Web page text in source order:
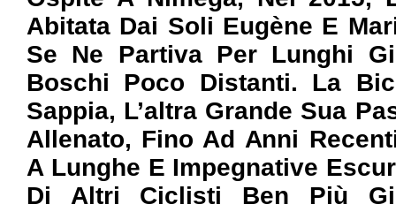
Abitata Dai Soli Eugène E
Se Ne Partiva Per Lunghi
Boschi Poco Distanti. La
Sappia, L’altra Grande Sua
Allenato, Fino Ad Anni
A Lunghe E Impegnative
Di Altri Ciclisti Ben Più